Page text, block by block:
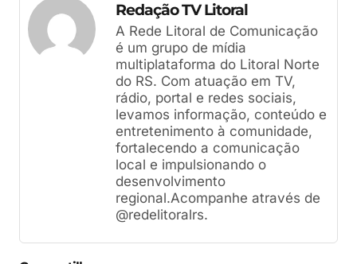
Redação TV Litoral
A Rede Litoral de Comunicação
é um grupo de mídia
multiplataforma do Litoral Norte
do RS. Com atuação em TV,
rádio, portal e redes sociais,
levamos informação, conteúdo e
entretenimento à comunidade,
fortalecendo a comunicação
local e impulsionando o
desenvolvimento
regional.Acompanhe através de
@redelitoralrs.